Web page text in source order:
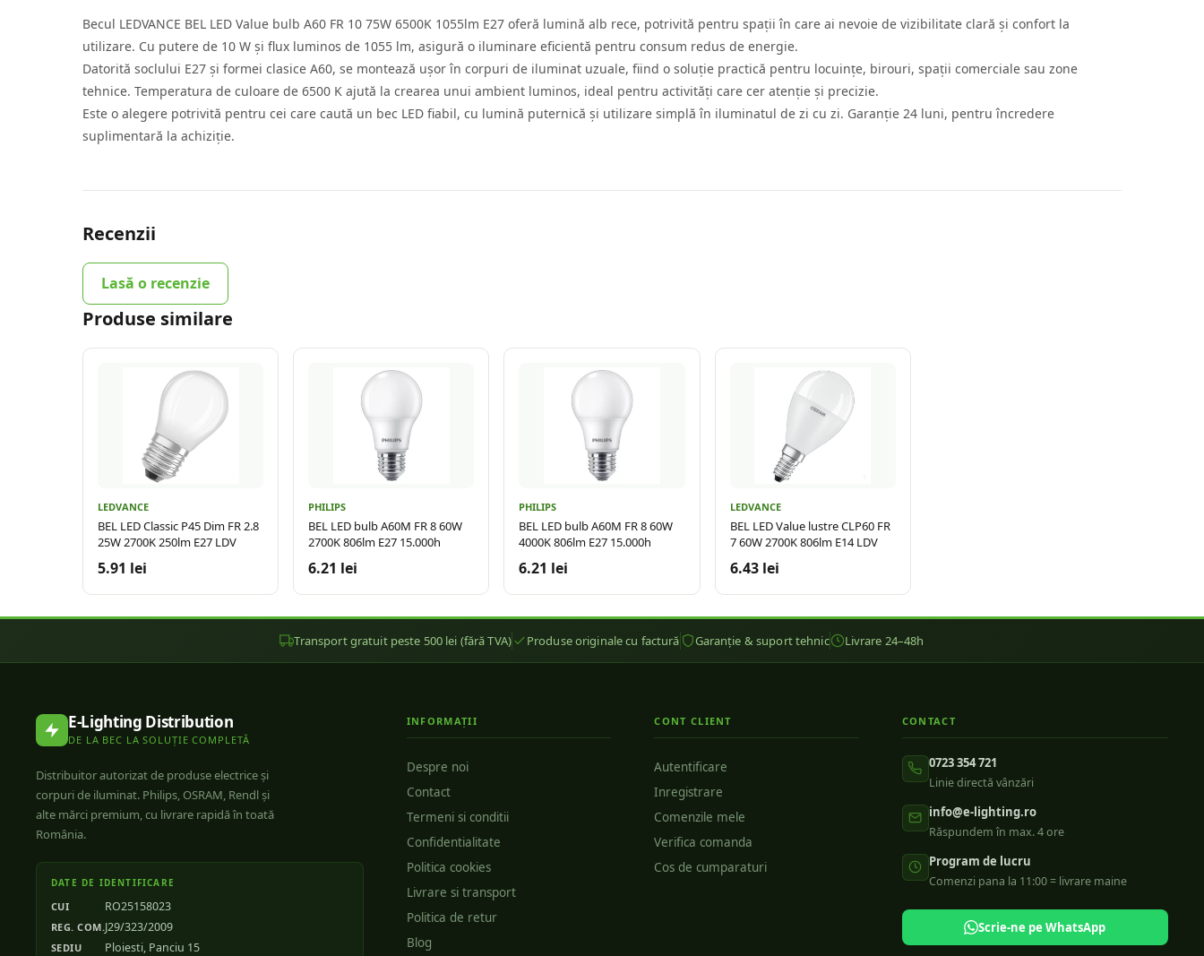
Becul LEDVANCE BEL LED Value bulb A60 FR 10 75W 6500K 1055lm E27 oferă lumină alb rece, potrivită pentru spații în care ai nevoie de vizibilitate clară și confort la
utilizare. Cu putere de 10 W și flux luminos de 1055 lm, asigură o iluminare eficientă pentru consum redus de energie.
Datorită soclului E27 și formei clasice A60, se montează ușor în corpuri de iluminat uzuale, fiind o soluție practică pentru locuințe, birouri, spații comerciale sau zone
tehnice. Temperatura de culoare de 6500 K ajută la crearea unui ambient luminos, ideal pentru activități care cer atenție și precizie.
Este o alegere potrivită pentru cei care caută un bec LED fiabil, cu lumină puternică și utilizare simplă în iluminatul de zi cu zi. Garanție 24 luni, pentru încredere
suplimentară la achiziție.
Recenzii
Lasă o recenzie
Produse similare
LEDVANCE
BEL LED Classic P45 Dim FR 2.8
25W 2700K 250lm E27 LDV
5.91 lei
PHILIPS
BEL LED bulb A60M FR 8 60W
2700K 806lm E27 15.000h
6.21 lei
PHILIPS
BEL LED bulb A60M FR 8 60W
4000K 806lm E27 15.000h
6.21 lei
LEDVANCE
BEL LED Value lustre CLP60 FR
7 60W 2700K 806lm E14 LDV
6.43 lei
Transport gratuit peste 500 lei (fără TVA) Produse originale cu factură Garanție & suport tehnic Livrare 24–48h
E-Lighting Distribution
DE LA BEC LA SOLUȚIE COMPLETĂ
Distribuitor autorizat de produse electrice și
corpuri de iluminat. Philips, OSRAM, Rendl și
alte mărci premium, cu livrare rapidă în toată
România.
DATE DE IDENTIFICARE
CUI RO25158023
REG. COM.J29/323/2009
SEDIU Ploiesti, Panciu 15
INFORMAȚII
Despre noi
Contact
Termeni si conditii
Confidentialitate
Politica cookies
Livrare si transport
Politica de retur
Blog
CONT CLIENT
Autentificare
Inregistrare
Comenzile mele
Verifica comanda
Cos de cumparaturi
CONTACT
0723 354 721
Linie directă vânzări
info@e-lighting.ro
Răspundem în max. 4 ore
Program de lucru
Comenzi pana la 11:00 = livrare maine
Scrie-ne pe WhatsApp